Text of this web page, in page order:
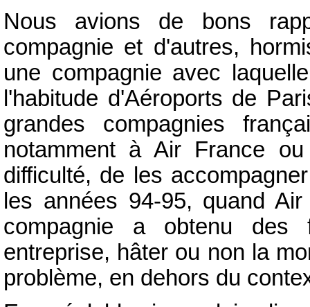
Nous avions de bons
compagnie et d'autres,
une compagnie avec
l'habitude d'Aéroports de
grandes compagnies
notamment à Air France
difficulté, de les
les années 94-95, quand
compagnie a obtenu des
entreprise, hâter ou non la
problème, en dehors du